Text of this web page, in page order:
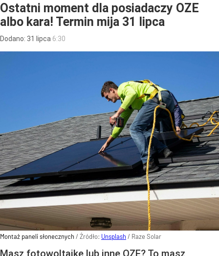
Ostatni moment dla posiadaczy OZE
albo kara! Termin mija 31 lipca
Dodano: 31 lipca 6:30
Montaż paneli słonecznych / Źródło: Unsplash / Raze Solar
Masz fotowoltaikę lub inne OZE? To masz